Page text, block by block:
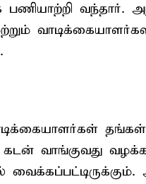
பணியாற்றி
வாங்குவது